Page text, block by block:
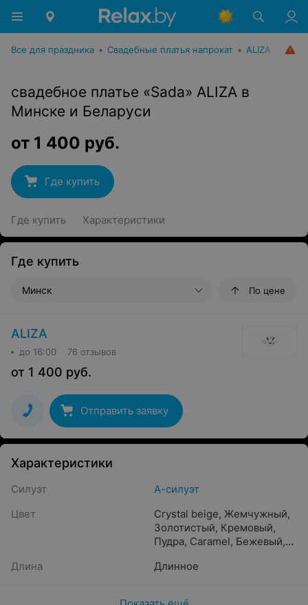
Все для праздника • Свадебные платья напрокат • ALIZA
свадебное платье «Sada» ALIZA в
Минске и Беларуси
от 1 400 руб.
Где купить
Где купить Характеристики
Где купить
Минск По цене
ALIZA
до 16:00 76 отзывов
от 1 400 руб.
Отправить заявку
Характеристики
Силуэт
А-силуэт
Цвет
Crystal beige, Жемчужный,
Золотистый, Кремовый,
Пудра, Caramel, Бежевый,
Бронзовый
Светло-розовый
Длина Длинное